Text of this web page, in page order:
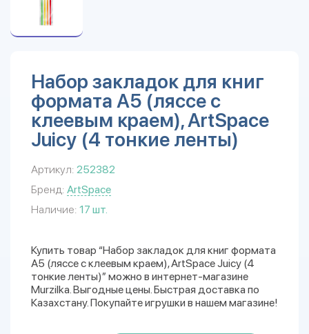
Набор закладок для книг
формата А5 (ляссе с
клеевым краем), ArtSpace
Juicy (4 тонкие ленты)
Артикул: 252382
Бренд: ArtSpace
Наличие: 17 шт.
Купить товар “Набор закладок для книг формата
А5 (ляссе с клеевым краем), ArtSpace Juicy (4
тонкие ленты)” можно в интернет-магазине
Murzilka. Выгодные цены. Быстрая доставка по
Казахстану. Покупайте игрушки в нашем магазине!